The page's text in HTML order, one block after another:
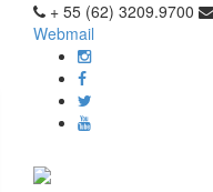
+ 55 (62) 3209.9700
Webmail